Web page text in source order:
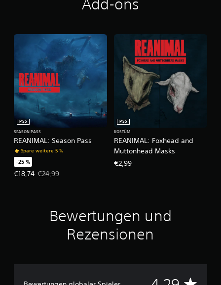
Add-ons
REANIMAL: Season Pass
PS5
SEASON PASS
Spare weitere 5 %
–25 %
€18,74
Angebotspreis: €18,74 Ursprünglicher Preis: €24,99
€24,99
REANIMAL: Foxhead and
Muttonhead Masks
PS5
KOSTÜM
€2,99
Bewertungen und
Rezensionen